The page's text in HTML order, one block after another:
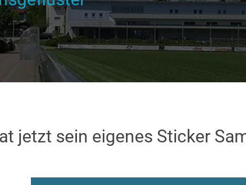
jetzt sein eigenes Sticker